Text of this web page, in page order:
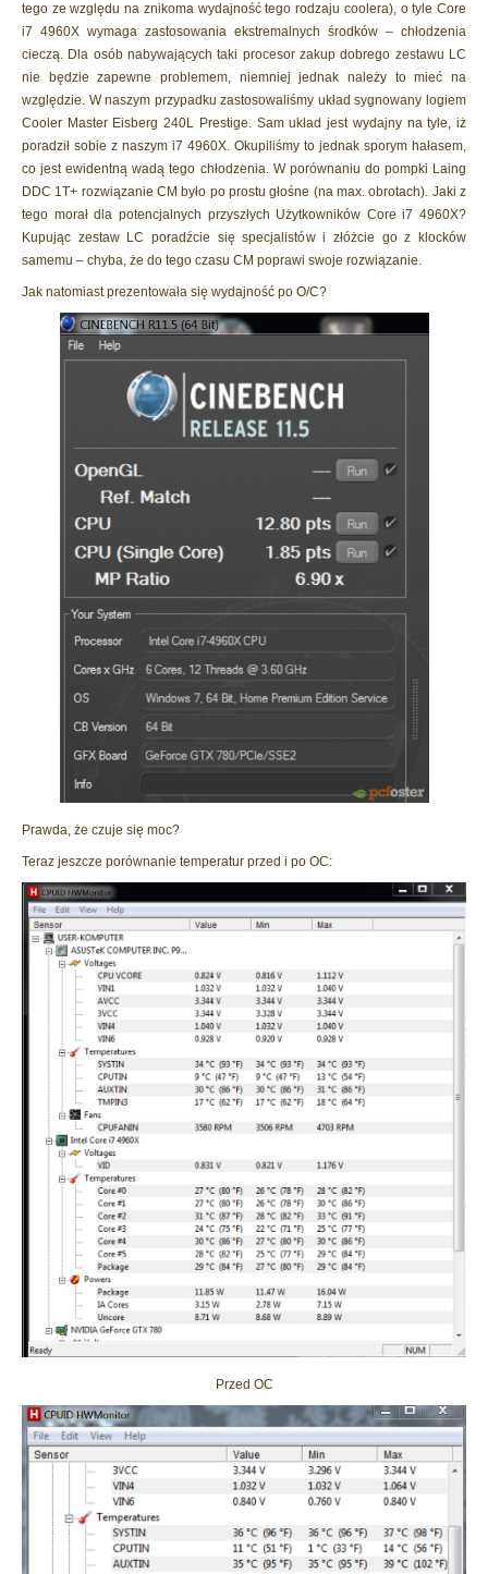
tego ze względu na znikoma wydajność tego rodzaju coolera), o tyle Core
i7 4960X wymaga zastosowania ekstremalnych środków – chłodzenia
cieczą. Dla osób nabywających taki procesor zakup dobrego zestawu LC
nie będzie zapewne problemem, niemniej jednak należy to mieć na
względzie. W naszym przypadku zastosowaliśmy układ sygnowany logiem
Cooler Master Eisberg 240L Prestige. Sam układ jest wydajny na tyle, iż
poradził sobie z naszym i7 4960X. Okupiliśmy to jednak sporym hałasem,
co jest ewidentną wadą tego chłodzenia. W porównaniu do pompki Laing
DDC 1T+ rozwiązanie CM było po prostu głośne (na max. obrotach). Jaki z
tego morał dla potencjalnych przyszłych Użytkowników Core i7 4960X?
Kupując zestaw LC poradźcie się specjalistów i złóżcie go z klocków
samemu – chyba, że do tego czasu CM poprawi swoje rozwiązanie.
Jak natomiast prezentowała się wydajność po O/C?
Prawda, że czuje się moc?
Teraz jeszcze porównanie temperatur przed i po OC:
Przed OC